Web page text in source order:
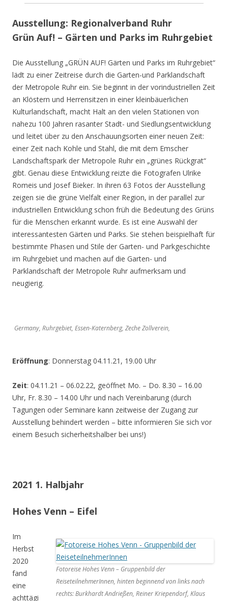
Ausstellung: Regionalverband Ruhr
Grün Auf! – Gärten und Parks im Ruhrgebiet
Die Ausstellung „GRÜN AUF! Gärten und Parks im Ruhrgebiet“
lädt zu einer Zeitreise durch die Garten-und Parklandschaft
der Metropole Ruhr ein. Sie beginnt in der vorindustriellen Zeit
an Klöstern und Herrensitzen in einer kleinbäuerlichen
Kulturlandschaft, macht Halt an den vielen Stationen von
nahezu 100 Jahren rasanter Stadt- und Siedlungsentwicklung
und leitet über zu den Anschauungsorten einer neuen Zeit:
einer Zeit nach Kohle und Stahl, die mit dem Emscher
Landschaftspark der Metropole Ruhr ein „grünes Rückgrat“
gibt. Genau diese Entwicklung reizte die Fotografen Ulrike
Romeis und Josef Bieker. In ihren 63 Fotos der Ausstellung
zeigen sie die grüne Vielfalt einer Region, in der parallel zur
industriellen Entwicklung schon früh die Bedeutung des Grüns
für die Menschen erkannt wurde. Es ist eine Auswahl der
interessantesten Gärten und Parks. Sie stehen beispielhaft für
bestimmte Phasen und Stile der Garten- und Parkgeschichte
im Ruhrgebiet und machen auf die Garten- und
Parklandschaft der Metropole Ruhr aufmerksam und
neugierig.
Germany, Ruhrgebiet, Essen-Katernberg, Zeche Zollverein,
Eröffnung: Donnerstag 04.11.21, 19.00 Uhr
Zeit: 04.11.21 – 06.02.22, geöffnet Mo. – Do. 8.30 – 16.00
Uhr, Fr. 8.30 – 14.00 Uhr und nach Vereinbarung (durch
Tagungen oder Seminare kann zeitweise der Zugang zur
Ausstellung behindert werden – bitte informieren Sie sich vor
einem Besuch sicherheitshalber bei uns!)
2021 1. Halbjahr
Hohes Venn – Eifel
Fotoreise Hohes Venn – Gruppenbild der
ReiseteilnehmerInnen, hinten beginnend von links nach
rechts: Burkhardt Andrießen, Reiner Kriependorf, Klaus
Im
Herbst
2020
fand
eine
achttägi